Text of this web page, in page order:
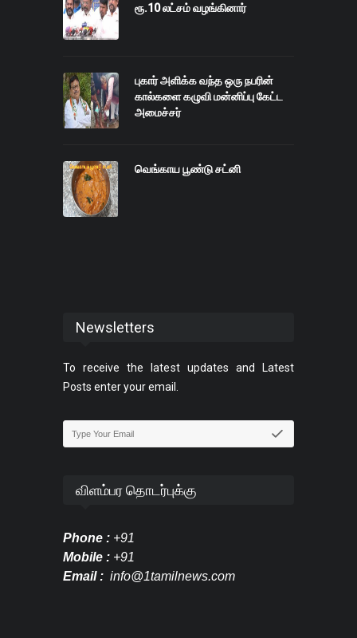
ரூ.10 லட்சம் வழங்கினார்
புகார் அளிக்க வந்த ஒரு நபரின்
கால்களை கழுவி மன்னிப்பு கேட்ட
அமைச்சர்
வெங்காய பூண்டு சட்னி
Newsletters
To receive the latest updates and Latest
Posts enter your email.
விளம்பர தொடர்புக்கு
Phone : +91
Mobile : +91
Email : info@1tamilnews.com